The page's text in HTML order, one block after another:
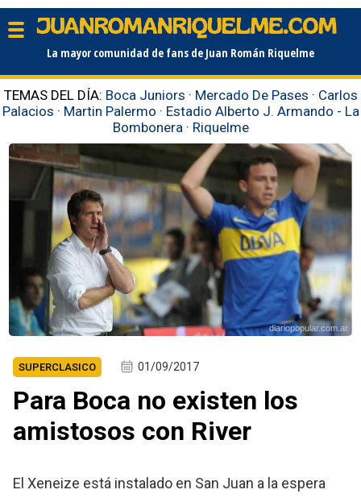
La mayor comunidad de fans de Juan Román Riquelme
TEMAS DEL DÍA: Boca Juniors · Mercado De Pases · Carlos
Palacios · Martin Palermo · Estadio Alberto J. Armando - La
Bombonera · Riquelme
diariopopular.com.ar
SUPERCLASICO 01/09/2017
Para Boca no existen los
amistosos con River
El Xeneize está instalado en San Juan a la espera